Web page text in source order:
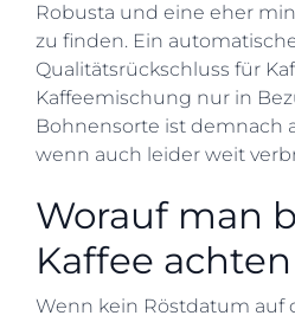
Robusta und eine eher
zu finden. Ein
Qualitätsrückschluss für
Kaffeemischung nur in
Bohnensorte ist demnach
wenn auch leider weit
Worauf man
Kaffee
Wenn kein Röstdatum auf